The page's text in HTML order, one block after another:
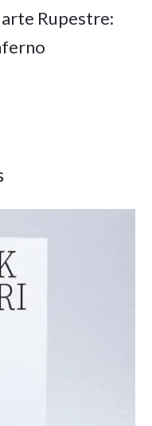
Rupestre: